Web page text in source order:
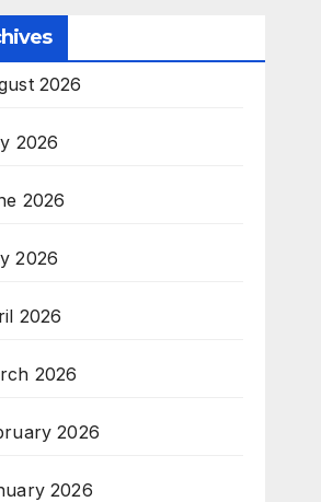
2026
2026
2026
2026
2026
2026
2026
2026